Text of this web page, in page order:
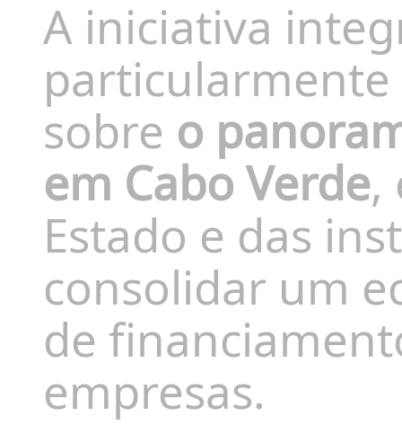
A iniciativa
sobre o
em Cabo Verde,
Estado e das
consolidar um
de
empresas.